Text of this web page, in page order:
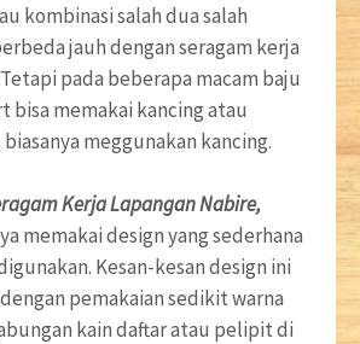
kombinasi salah dua salah
jauh dengan seragam kerja
pada beberapa macam baju
bisa memakai kancing atau
meggunakan kancing.
Kerja Lapangan Nabire,
memakai design yang sederhana
Kesan-kesan design ini
pemakaian sedikit warna
kain daftar atau pelipit di